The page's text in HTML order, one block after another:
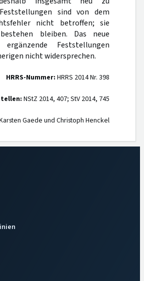
sind von dem
nicht betroffen; sie
bleiben. Das neue
Feststellungen
nicht widersprechen.
HRRS-Nummer: HRRS 2014 Nr. 398
NStZ 2014, 407; StV 2014, 745
Gaede und Christoph Henckel